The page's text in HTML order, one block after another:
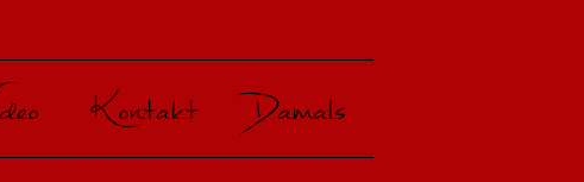
Kontakt Damals